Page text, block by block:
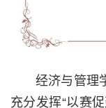
经济与管理
充分发挥“以赛